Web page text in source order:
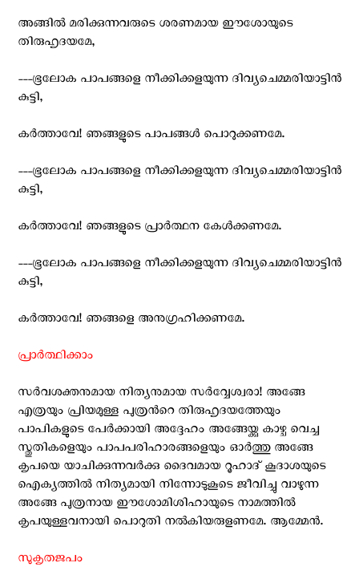
അങ്ങില്‍ മരിക്കുന്നവരുടെ ശരണമായ ഈശോയുടെ
തിരുഹൃദയമേ,
---ഭൂലോക പാപങ്ങളെ നീക്കിക്കളയുന്ന ദിവ്യചെമ്മരിയാട്ടിന്‍
കുട്ടി,
കര്‍ത്താവേ! ഞങ്ങളുടെ പാപങ്ങള്‍ പൊറുക്കണമേ.
---ഭൂലോക പാപങ്ങളെ നീക്കിക്കളയുന്ന ദിവ്യചെമ്മരിയാട്ടിന്‍
കുട്ടി,
കര്‍ത്താവേ! ഞങ്ങളുടെ പ്രാര്‍ത്ഥന കേള്‍ക്കണമേ.
---ഭൂലോക പാപങ്ങളെ നീക്കിക്കളയുന്ന ദിവ്യചെമ്മരിയാട്ടിന്‍
കുട്ടി,
കര്‍ത്താവേ! ഞങ്ങളെ അനുഗ്രഹിക്കണമേ.
പ്രാര്‍ത്ഥിക്കാം
സര്‍വശക്തനുമായ നിത്യനുമായ സര്‍വ്വേശ്വരാ! അങ്ങേ
എത്രയും പ്രിയമുള്ള പുത്രന്‍റെ തിരുഹൃദയത്തേയും
പാപികളുടെ പേര്‍ക്കായി അദ്ദേഹം അങ്ങേയ്ക്കു കാഴ്ച വെച്ച
സ്തുതികളെയും പാപപരിഹാരങ്ങളെയും ഓര്‍ത്തു അങ്ങേ
കൃപയെ യാചിക്കുന്നവര്‍ക്കു ദൈവമായ റൂഹാദ് കൂദാശയുടെ
ഐക്യത്തില്‍ നിത്യമായി നിന്നോടുകൂടെ ജീവിച്ചു വാഴുന്ന
അങ്ങേ പുത്രനായ ഈശോമിശിഹായുടെ നാമത്തില്‍
കൃപയുള്ളവനായി പൊറുതി നല്‍കിയരുളണമേ. ആമ്മേന്‍.
സുകൃതജപം